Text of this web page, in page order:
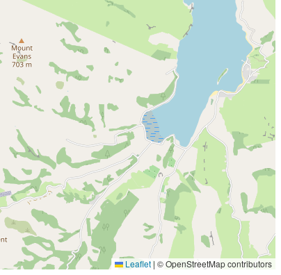
Leaflet | © OpenStreetMap contributors